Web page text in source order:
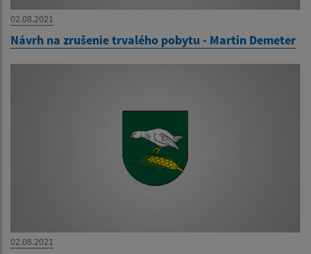
02.08.2021
Návrh na zrušenie trvalého pobytu - Martin Demeter
02.08.2021